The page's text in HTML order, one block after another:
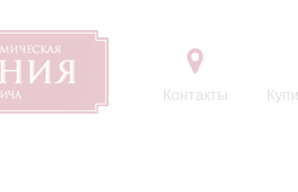
Контакты